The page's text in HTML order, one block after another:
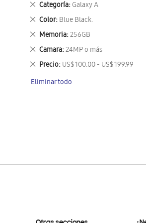
Categoría Galaxy A
Eliminar
este
artículo
Color Blue Black.
Eliminar
este
artículo
Memoria 256GB
Eliminar
este
artículo
Camara 24MP o más
Eliminar
este
artículo
Precio US$ 100.00 - US$ 199.99
Eliminar
artículo
Eliminar todo